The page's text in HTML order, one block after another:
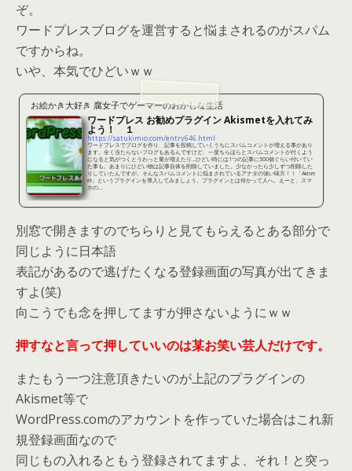
ぞ。
ワードプレスブログを運営すると悩まされるのがスパム
ですからね。
いや、本気でひどいｗｗ
お絵かき大好き 腐女子でゲーマーのおかしな生活
ワードプレス お勧めプラグイン Akismetを入れてみ
よう！ １
https://satukimio.com/entry646.html
ワードプレスでブログを作り、記事を投稿していくうちにスパムコメントが増える事があり
ます。全く当たらないブログもあるんですけど、一度ちらほらとスパムコメントが付くよう
になると気がつくとうわっと量が増えたり…ひどい時には1つの記事に500個ぐらい付いてい
た事も。あまりにひどい物は記事自体を削除していました。少なかったら少しずつ削除した
りしていたんですが。そんなスパムコメントに悩まされているアナタの強い味方！！「Akism
et」というプラグインを導入してみましょう。プラグインとは何かって人へ。えーと、スマ
ホの...
別窓で開きますのでちらりと見てもらえるとある部分で
同じように日本語
表記があるので逃げたくなる登録画面の写真が出てきま
すよ(笑)
向こうでも念を押してますが押さないようにｗｗ
押すなと言って押していいのは某お笑い芸人だけです。
またもう一つ注意頂きたいのが上記のプラグインの
Akismet等で
WordPress.comのアカウントを作っていた場合はこれ新
規登録画面なので
同じもの入れるともう登録されてますよ、それ！と突っ